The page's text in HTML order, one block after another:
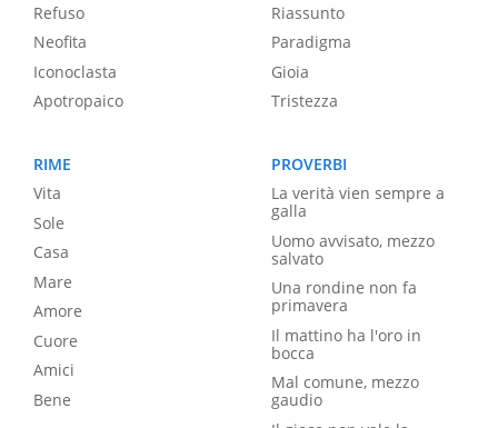
Refuso
Neofita
Iconoclasta
Apotropaico
Riassunto
Paradigma
Gioia
Tristezza
RIME
Vita
Sole
Casa
Mare
Amore
Cuore
Amici
Bene
PROVERBI
La verità vien sempre a
galla
Uomo avvisato, mezzo
salvato
Una rondine non fa
primavera
Il mattino ha l'oro in
bocca
Mal comune, mezzo
gaudio